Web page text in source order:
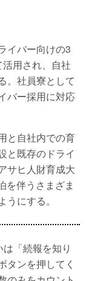
イバー向けの3
用され、自社
。社員寮として
バー採用に対応
と自社内での育
と既存のドライ
サヒ人財育成大
を伴うさまざま
にする。
「続報を知り
タンを押してく